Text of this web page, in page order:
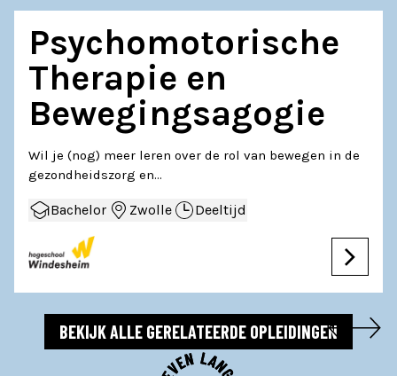
Psychomotorische
Therapie en
Bewegingsagogie
Wil je (nog) meer leren over de rol van bewegen in de
gezondheidszorg en…
Bachelor Zwolle Deeltijd
BEKIJK ALLE GERELATEERDE OPLEIDINGEN